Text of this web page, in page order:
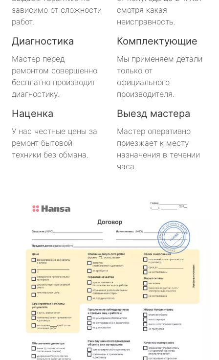
зависимо от сложности
работ.
смотря какая
неисправность.
Диагностика
Мастер перед
ремонтом совершенно
бесплатно производит
диагностику.
Комплектующие
Мы применяем детали
только от
официального
производителя.
Наценка
У нас честные цены за
ремонт бытовой
техники без обмана.
Выезд мастера
Мастер оперативно
приезжает к месту
назначения в течении
часа.